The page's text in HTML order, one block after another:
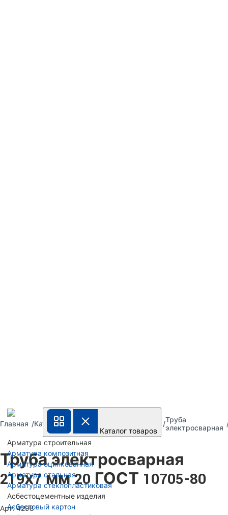
Каталог товаров
Арматура строительная
Арматура композитная
Арматура оцинкованная
Арматура стальная
Арматура стеклопластиковая
Асбестоцементные изделия
Асбестовый картон
Главная Каталог
Труба
металлическая
стальная
Труба
электросварная
Труба электросварная
219х7 мм 20 ГОСТ 10705-80
Арт: 4298